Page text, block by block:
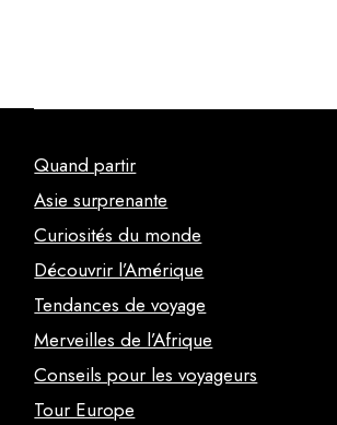
Quand partir
Asie surprenante
Curiosités du monde
Découvrir l’Amérique
Tendances de voyage
Merveilles de l’Afrique
Conseils pour les voyageurs
Tour Europe